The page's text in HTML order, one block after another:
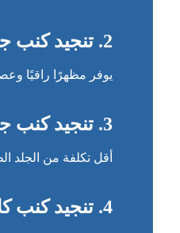
2. تنجيد كنب جلد طبيعي
يوفر مظهرًا راقيًا
3. تنجيد كنب جلد صناعي
أقل تكلفة من الجلد
4. تنجيد كنب كلاسيكي أو مودرن